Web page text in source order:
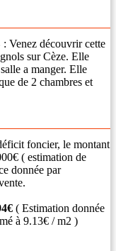
Venez découvrir cette
sur Cèze. Elle
a manger. Elle
de 2 chambres et
foncier, le montant
( estimation de
donnée par
( Estimation donnée
à 9.13€ / m2 )